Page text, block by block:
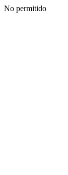
No permitido